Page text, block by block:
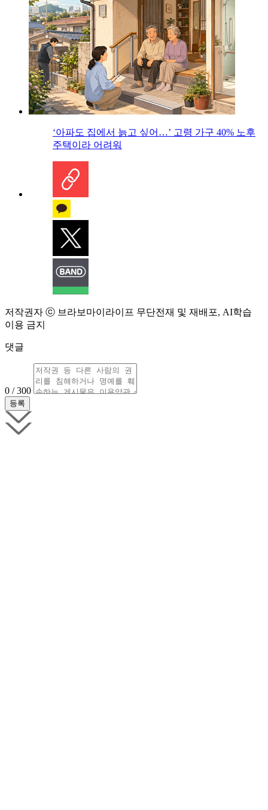
‘아파도 집에서 늙고 싶어…’ 고령 가구 40% 노후
주택이라 어려워
저작권자 ⓒ 브라보마이라이프 무단전재 및 재배포, AI학습
이용 금지
댓글
0 / 300